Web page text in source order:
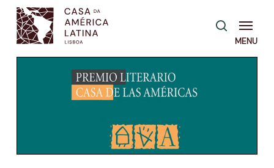
Skip
main
pesquisa
Menu